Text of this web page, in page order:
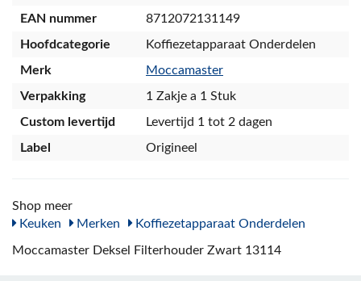
EAN nummer
8712072131149
Hoofdcategorie
Koffiezetapparaat Onderdelen
Merk
Moccamaster
Verpakking
1 Zakje a 1 Stuk
Custom levertijd
Levertijd 1 tot 2 dagen
Label
Origineel
Shop meer
Keuken
Merken Koffiezetapparaat Onderdelen
Moccamaster Deksel Filterhouder Zwart 13114